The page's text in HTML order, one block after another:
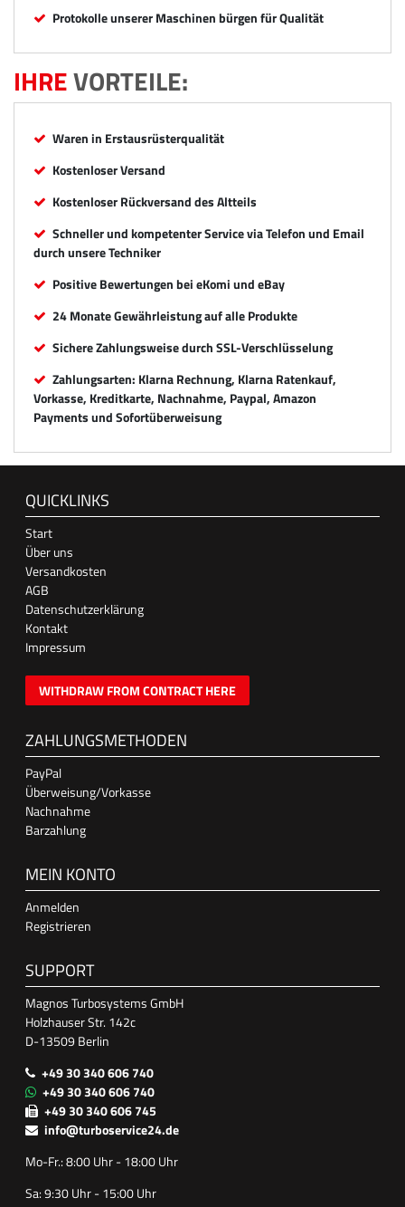
Protokolle unserer Maschinen bürgen für Qualität
IHREVORTEILE:
Waren in Erstausrüsterqualität
Kostenloser Versand
Kostenloser Rückversand des Altteils
Schneller und kompetenter Service via Telefon und Email
durch unsere Techniker
Positive Bewertungen bei eKomi und eBay
24 Monate Gewährleistung auf alle Produkte
Sichere Zahlungsweise durch SSL-Verschlüsselung
Zahlungsarten: Klarna Rechnung, Klarna Ratenkauf,
Vorkasse, Kreditkarte, Nachnahme, Paypal, Amazon
Payments und Sofortüberweisung
QUICKLINKS
Start
Über uns
Versandkosten
AGB
Datenschutzerklärung
Kontakt
Impressum
WITHDRAW FROM CONTRACT HERE
ZAHLUNGSMETHODEN
PayPal
Überweisung/Vorkasse
Nachnahme
Barzahlung
MEIN KONTO
Anmelden
Registrieren
SUPPORT
Magnos Turbosystems GmbH
Holzhauser Str. 142c
D-13509 Berlin
+49 30 340 606 740
+49 30 340 606 740
+49 30 340 606 745
info@turboservice24.de
Mo-Fr.: 8:00 Uhr - 18:00 Uhr
Sa: 9:30 Uhr - 15:00 Uhr